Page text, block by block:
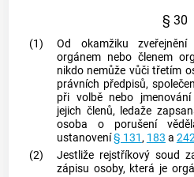
§ 30
(1)
Od okamžiku
orgánem nebo členem
nikdo nemůže vůči třetím
právních předpisů,
při volbě nebo
jejich členů, ledaže
osoba o porušení
ustanovení§ 131, 183 a
(2)
Jestliže rejstříkový soud
zápisu osoby, která je